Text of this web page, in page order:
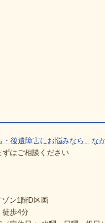
はご相談ください
ン1階D区画
徒歩4分